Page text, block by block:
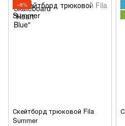
−6%
Скейтборд трюковой Fila
Summer